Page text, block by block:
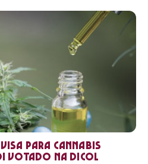
para cannabis
votado na Dicol